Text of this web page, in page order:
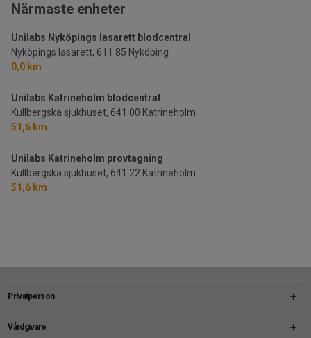
Närmaste enheter
Unilabs Nyköpings lasarett blodcentral
Nyköpings lasarett, 611 85 Nyköping
0,0 km
Unilabs Katrineholm blodcentral
Kullbergska sjukhuset, 641 00 Katrineholm
51,6 km
Unilabs Katrineholm provtagning
Kullbergska sjukhuset, 641 22 Katrineholm
51,6 km
Privatperson
Vårdgivare